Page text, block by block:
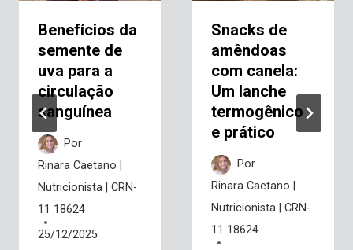
Benefícios da
semente de
uva para a
circulação
sanguínea
Por
Rinara Caetano |
Nutricionista | CRN-
11 18624
25/12/2025
Snacks de
amêndoas
com canela:
Um lanche
termogênico
e prático
Por
Rinara Caetano |
Nutricionista | CRN-
11 18624